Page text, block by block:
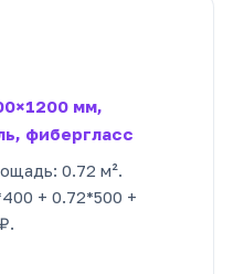
мм,
фибергласс
0.72 м².
+ 0.72*500 +